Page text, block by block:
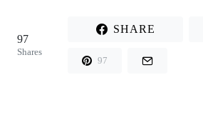
97
Shares
SHARE
97